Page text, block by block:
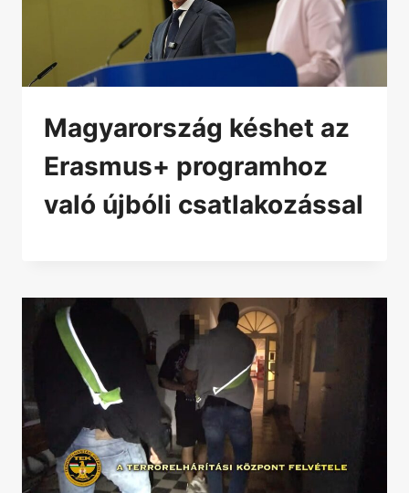
Magyarország késhet az
Erasmus+ programhoz
való újbóli csatlakozással